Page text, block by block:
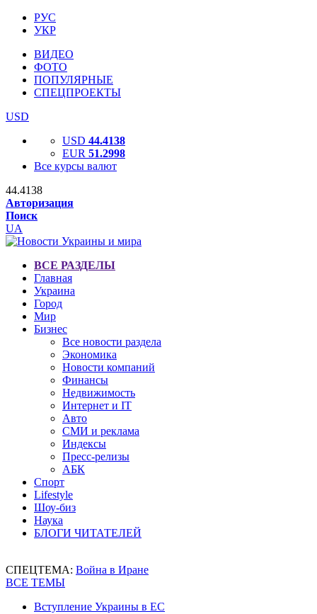
РУС
УКР
ВИДЕО
ФОТО
ПОПУЛЯРНЫЕ
СПЕЦПРОЕКТЫ
USD
USD 44.4138
EUR 51.2998
Все курсы валют
44.4138
Авторизация
Поиск
UA
ВСЕ РАЗДЕЛЫ
Главная
Украина
Город
Мир
Бизнес
Все новости раздела
Экономика
Новости компаний
Финансы
Недвижимость
Интернет и IT
Авто
СМИ и реклама
Индексы
Пресс-релизы
АБК
Спорт
Lifestyle
Шоу-биз
Наука
БЛОГИ ЧИТАТЕЛЕЙ
СПЕЦТЕМА: Война в Иране
ВСЕ ТЕМЫ
Вступление Украины в ЕС